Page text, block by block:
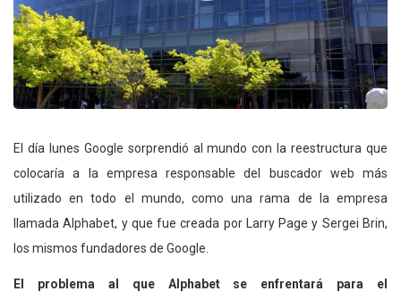
El día lunes Google sorprendió al mundo con la reestructura que
colocaría a la empresa responsable del buscador web más
utilizado en todo el mundo, como una rama de la empresa
llamada Alphabet, y que fue creada por Larry Page y Sergei Brin,
los mismos fundadores de Google.
El problema al que Alphabet se enfrentará para el